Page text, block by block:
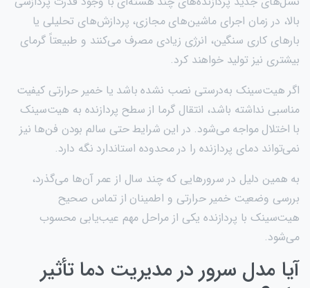
بالا، در زمان اجرای ماشین‌های مجازی، پردازش‌های تحلیلی یا
بارهای کاری سنگین، انرژی زیادی مصرف می‌کنند و طبیعتاً گرمای
بیشتری نیز تولید خواهند کرد.
اگر هیت‌سینک به‌درستی نصب نشده باشد یا خمیر حرارتی کیفیت
مناسبی نداشته باشد، انتقال گرما از سطح پردازنده به هیت‌سینک
با اختلال مواجه می‌شود. در این شرایط حتی سالم بودن فن‌ها نیز
نمی‌تواند دمای پردازنده را در محدوده استاندارد نگه دارد.
به همین دلیل در سرورهایی که چند سال از عمر آن‌ها می‌گذرد،
بررسی وضعیت خمیر حرارتی و اطمینان از تماس صحیح
هیت‌سینک با پردازنده یکی از مراحل مهم عیب‌یابی محسوب
می‌شود.
آیا مدل سرور در مدیریت دما تأثیر